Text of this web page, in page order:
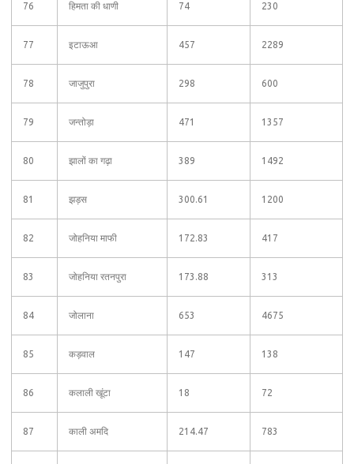
76 हिमता की धाणी 74 230
77 इटाऊआ 457 2289
78 जाजुपुरा 298 600
79 जन्तोड़ा 471 1357
80 झालों का गढ़ा 389 1492
81 झड़स 300.61 1200
82 जोहनिया माफी 172.83 417
83 जोहनिया रतनपुरा 173.88 313
84 जोलाना 653 4675
85 कड़वाल 147 138
86 कलाली खूंटा 18 72
87 काली अमदि 214.47 783